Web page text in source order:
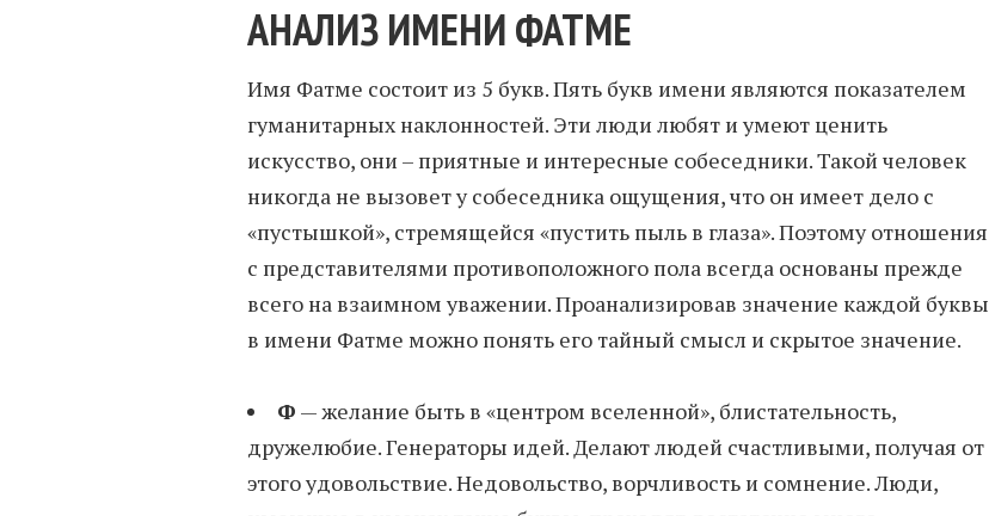
АНАЛИЗ ИМЕНИ ФАТМЕ
Имя Фатме состоит из 5 букв. Пять букв имени являются показателем
гуманитарных наклонностей. Эти люди любят и умеют ценить
искусство, они – приятные и интересные собеседники. Такой человек
никогда не вызовет у собеседника ощущения, что он имеет дело с
«пустышкой», стремящейся «пустить пыль в глаза». Поэтому отношения
с представителями противоположного пола всегда основаны прежде
всего на взаимном уважении. Проанализировав значение каждой буквы
в имени Фатме можно понять его тайный смысл и скрытое значение.
Ф — желание быть в «центром вселенной», блистательность,
дружелюбие. Генераторы идей. Делают людей счастливыми, получая от
этого удовольствие. Недовольство, ворчливость и сомнение. Люди,